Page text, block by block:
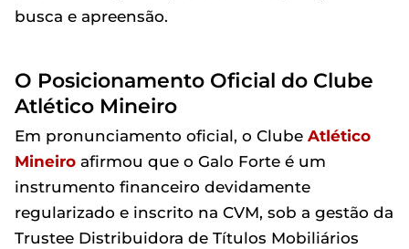
busca e apreensão.
O Posicionamento Oficial do Clube
Atlético Mineiro
Em pronunciamento oficial, o Clube Atlético
Mineiro afirmou que o Galo Forte é um
instrumento financeiro devidamente
regularizado e inscrito na CVM, sob a gestão da
Trustee Distribuidora de Títulos Mobiliários